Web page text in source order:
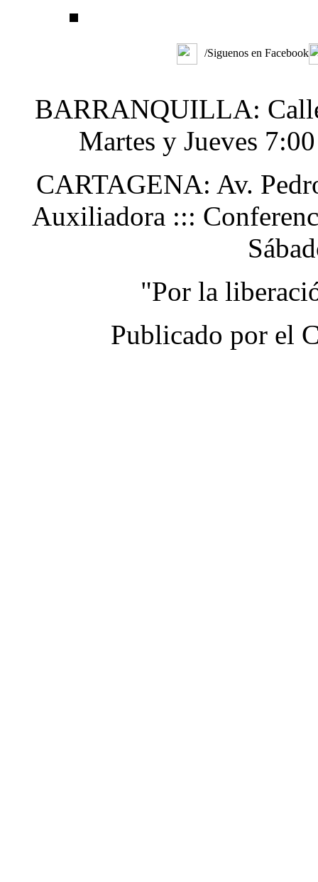
/Siguenos en Facebook
BARRANQUILLA:
Martes y Jueves
CARTAGENA: Av.
Auxiliadora :::
"Por la
Publicado por el